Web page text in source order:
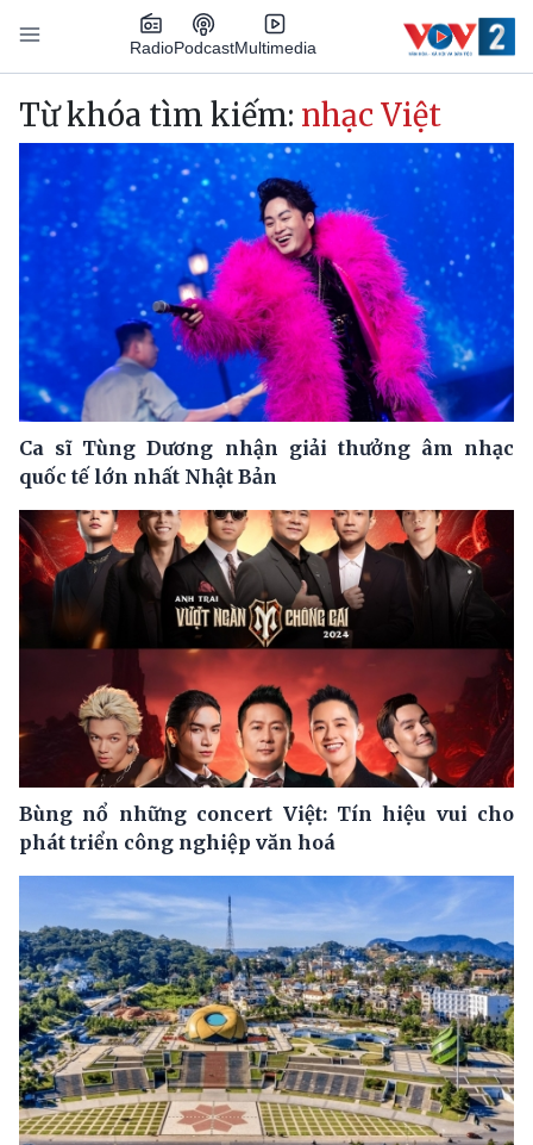
Nhảy đến nội dung
RadioPodcastMultimedia
Main navigation
Từ khóa tìm kiếm: nhạc Việt
Ca sĩ Tùng Dương nhận giải thưởng âm nhạc
quốc tế lớn nhất Nhật Bản
Bùng nổ những concert Việt: Tín hiệu vui cho
phát triển công nghiệp văn hoá